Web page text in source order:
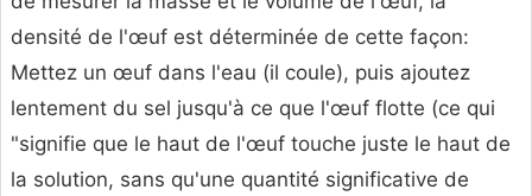
densité de l'œuf est déterminée de cette façon:
Mettez un œuf dans l'eau (il coule), puis ajoutez
lentement du sel jusqu'à ce que l'œuf flotte (ce qui
"signifie que le haut de l'œuf touche juste le haut de
la solution, sans qu'une quantité significative de